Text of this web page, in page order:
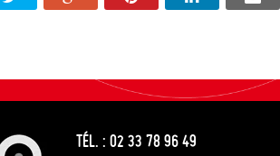
TÉL. : 02 33 78 96 49